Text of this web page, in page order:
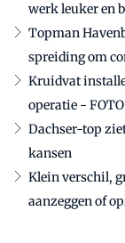
werk leuker en
Topman
spreiding om
Kruidvat
operatie -
Dachser-top
kansen
Klein verschil,
aanzeggen of